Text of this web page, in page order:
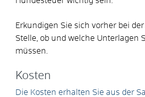
Erkundigen Sie sich vorher bei
Stelle, ob und welche Unterlagen
müssen.
Kosten
Die Kosten erhalten Sie aus der